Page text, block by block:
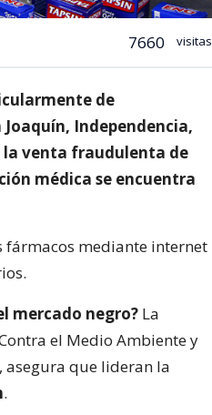
7660 visitas
de
Independencia,
la venta fraudulenta de
médica se encuentra
fármacos mediante internet
mercado negro? La
el Medio Ambiente y
asegura que lideran la
.